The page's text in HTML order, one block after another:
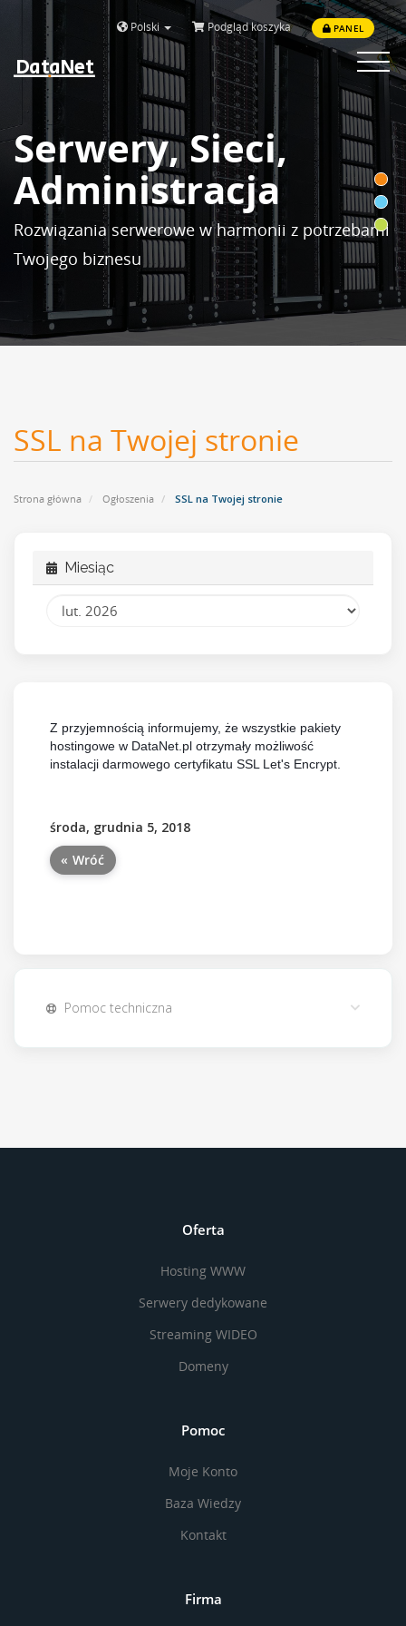
Polski Podgląd koszyka PANEL
DataNet
Toggle
Serwery, Sieci,
Administracja
Rozwiązania serwerowe w harmonii z potrzebami
Twojego biznesu
SSL na Twojej stronie
Strona główna Ogłoszenia SSL na Twojej stronie
Miesiąc
Z przyjemnością informujemy, że wszystkie pakiety
hostingowe w DataNet.pl otrzymały możliwość
instalacji darmowego certyfikatu SSL Let's Encrypt.
środa, grudnia 5, 2018
« Wróć
Pomoc techniczna
Oferta
Hosting WWW
Serwery dedykowane
Streaming WIDEO
Domeny
Pomoc
Moje Konto
Baza Wiedzy
Kontakt
Firma